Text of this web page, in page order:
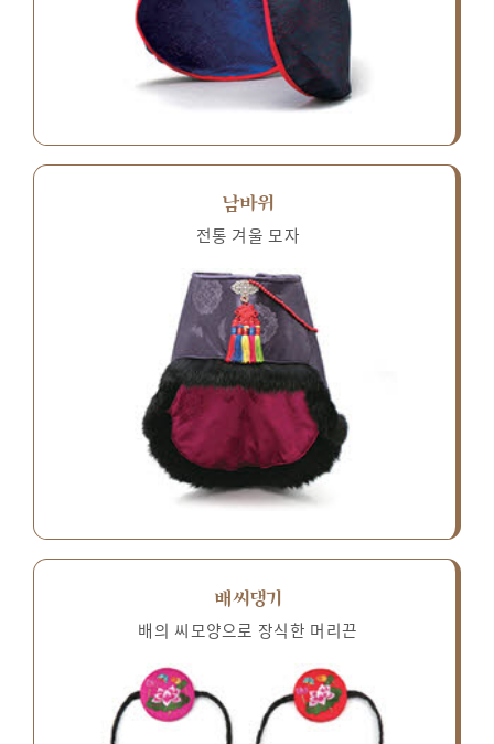
남바위
전통 겨울 모자
배씨댕기
배의 씨모양으로 장식한 머리끈